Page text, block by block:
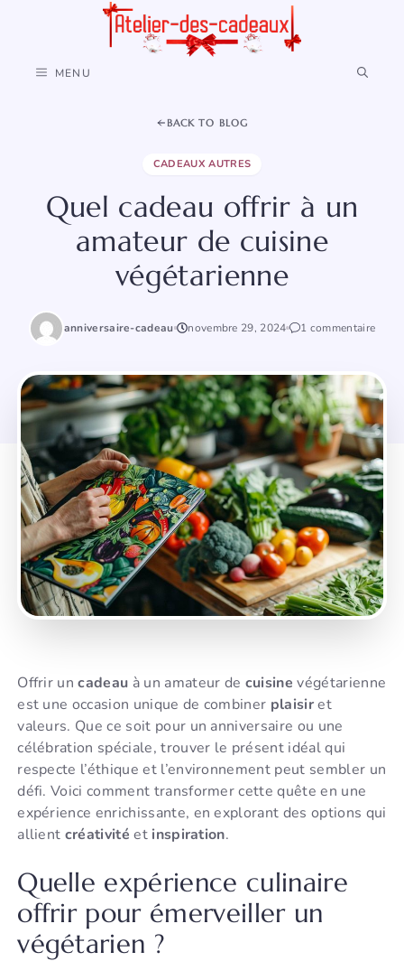
MENU
BACK TO BLOG
CADEAUX AUTRES
Quel cadeau offrir à un
amateur de cuisine
végétarienne
anniversaire-cadeau novembre 29, 2024 1 commentaire
Offrir uncadeau à un amateur de cuisine végétarienne
est une occasion unique de combiner plaisiret
valeurs. Que ce soit pour un anniversaire ou une
célébration spéciale, trouver le présent idéal qui
respecte l’éthique et l’environnement peut sembler un
défi. Voici comment transformer cette quête en une
expérience enrichissante, en explorant des options qui
allient créativité et inspiration.
Quelle expérience culinaire
offrir pour émerveiller un
végétarien ?